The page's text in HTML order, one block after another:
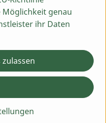
zu dürfen und
und unseren Respekt
Wir haben uns zu
bedeutet für uns:
biologischen
Verantwortung für
- zu
Kunden,
ihre Wirkkräfte aus
Möglichkeit genau
ihr Daten